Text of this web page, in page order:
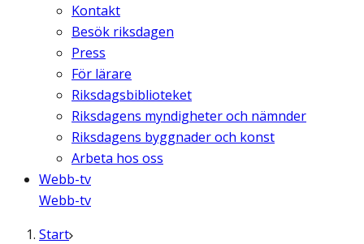
Kontakt
Besök riksdagen
Press
För lärare
Riksdagsbiblioteket
Riksdagens myndigheter och nämnder
Riksdagens byggnader och konst
Arbeta hos oss
Webb-tv
Webb-tv
Start